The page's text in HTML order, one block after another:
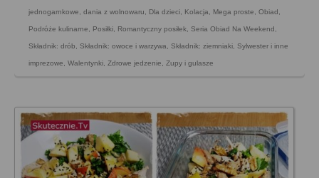
jednogarnkowe dania z wolnowaru Dla dzieci Kolacja Mega proste Obiad
Podróże kulinarne Posiłki Romantyczny posiłek Seria Obiad Na Weekend
Składnik: drób Składnik: owoce i warzywa Składnik: ziemniaki Sylwester i inne
imprezowe Walentynki Zdrowe jedzenie Zupy i gulasze